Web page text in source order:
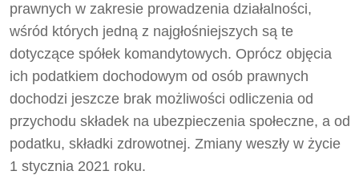
prawnych w zakresie prowadzenia działalności,
wśród których jedną z najgłośniejszych są te
dotyczące spółek komandytowych. Oprócz objęcia
ich podatkiem dochodowym od osób prawnych
dochodzi jeszcze brak możliwości odliczenia od
przychodu składek na ubezpieczenia społeczne, a od
podatku, składki zdrowotnej. Zmiany weszły w życie
1 stycznia 2021 roku.